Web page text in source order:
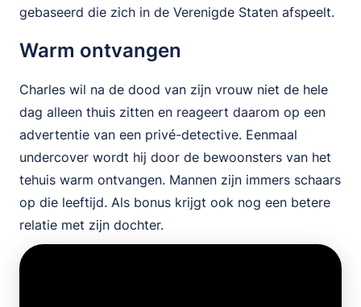
gebaseerd die zich in de Verenigde Staten afspeelt.
Warm ontvangen
Charles wil na de dood van zijn vrouw niet de hele
dag alleen thuis zitten en reageert daarom op een
advertentie van een privé-detective. Eenmaal
undercover wordt hij door de bewoonsters van het
tehuis warm ontvangen. Mannen zijn immers schaars
op die leeftijd. Als bonus krijgt ook nog een betere
relatie met zijn dochter.